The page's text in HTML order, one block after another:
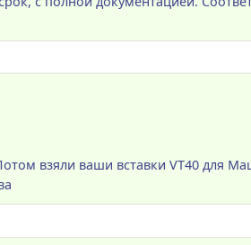
взяли ваши вставки VT40 для